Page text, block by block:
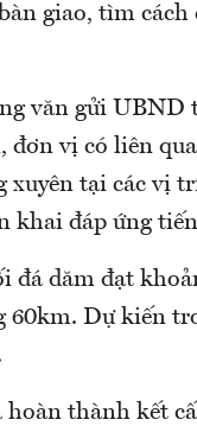
giao, tìm
văn gửi UBND
vị có liên
xuyên tại các vị
đáp ứng tiến
đá dăm đạt
Dự kiến
thành kết